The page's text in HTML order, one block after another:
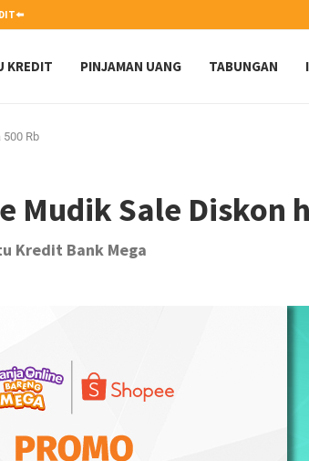
KREDIT PINJAMAN UANG TABUNGAN
Rb
Mudik Sale Diskon
Kredit Bank Mega